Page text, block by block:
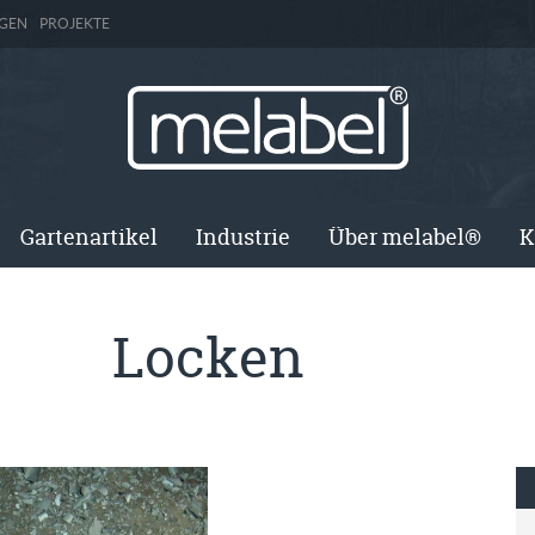
PROJEKTE
Gartenartikel Industrie Über melabel®
Locken